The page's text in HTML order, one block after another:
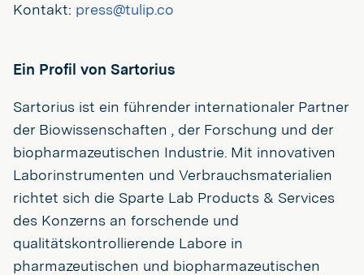
Kontakt: press@tulip.co
Ein Profil von Sartorius
Sartorius ist ein führender internationaler Partner
der Biowissenschaften , der Forschung und der
biopharmazeutischen Industrie. Mit innovativen
Laborinstrumenten und Verbrauchsmaterialien
richtet sich die Sparte Lab Products & Services
des Konzerns an forschende und
qualitätskontrollierende Labore in
pharmazeutischen und biopharmazeutischen